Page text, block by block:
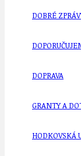
DOBRÉ
DOPRAVA
GRANTY A
HODKOVSKÁ